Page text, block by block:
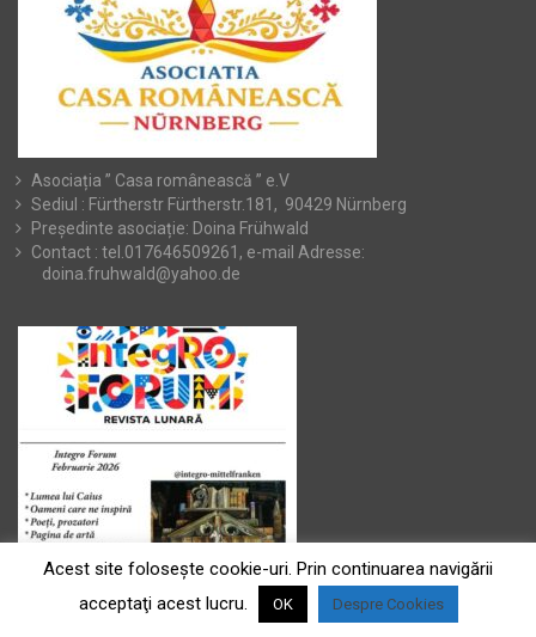
Asociația ” Casa românească ” e.V
Sediul : Fürtherstr Fürtherstr.181, 90429 Nürnberg
Președinte asociație: Doina Frühwald
Contact : tel.017646509261, e-mail Adresse:
doina.fruhwald@yahoo.de
Acest site foloseşte cookie-uri. Prin continuarea navigării
acceptaţi acest lucru.
OK Despre Cookies